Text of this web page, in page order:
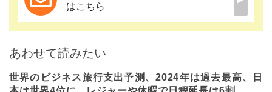
はこちら
あわせて読みたい
世界のビジネス旅行支出予測、2024年は過去最高、日